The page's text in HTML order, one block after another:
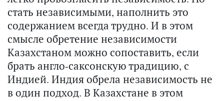
стать независимыми, наполнить это
содержанием всегда трудно. И в этом
смысле обретение независимости
Казахстаном можно сопоставить, если
брать англо-саксонскую традицию, с
Индией. Индия обрела независимость не
в один подход. В Казахстане в этом